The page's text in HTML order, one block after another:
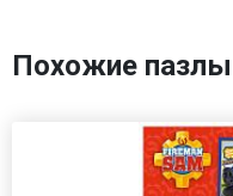
Похожие пазлы